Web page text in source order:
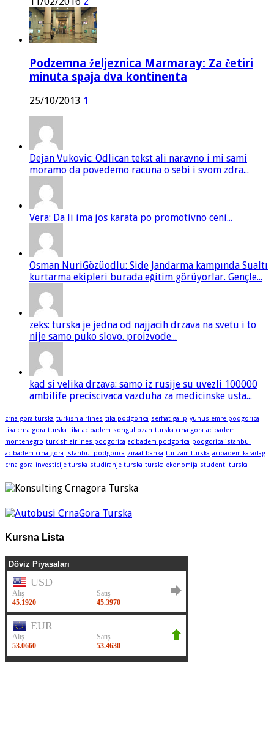
Podzemna željeznica Marmaray: Za četiri
minuta spaja dva kontinenta
25/10/2013 1
Dejan Vukovic: Odlican tekst ali naravno i mi sami
moramo da povedemo racuna o sebi i svom zdra...
Vera: Da li ima jos karata po promotivno ceni...
Osman NuriGözüodlu: Side Jandarma kampında Sualtı
kurtarma ekipleri burada eğitim görüyorlar. Gençle...
zeks: turska je jedna od najjacih drzava na svetu i to
nije samo puko slovo. proizvode...
kad si velika drzava: samo iz rusije su uvezli 100000
ambilife preciscivaca vazduha za medicinske usta...
crna gora turska turkish airlines tika podgorica serhat galip yunus emre podgorica
tika crna gora turska tika acibadem songul ozan turska crna gora acibadem
montenegro turkish airlines podgorica acibadem podgorica podgorica istanbul
acibadem crna gora istanbul podgorica ziraat banka turizam turska acibadem karadag
crna gora investicije turska studiranje turska turska ekonomija studenti turska
Kursna Lista